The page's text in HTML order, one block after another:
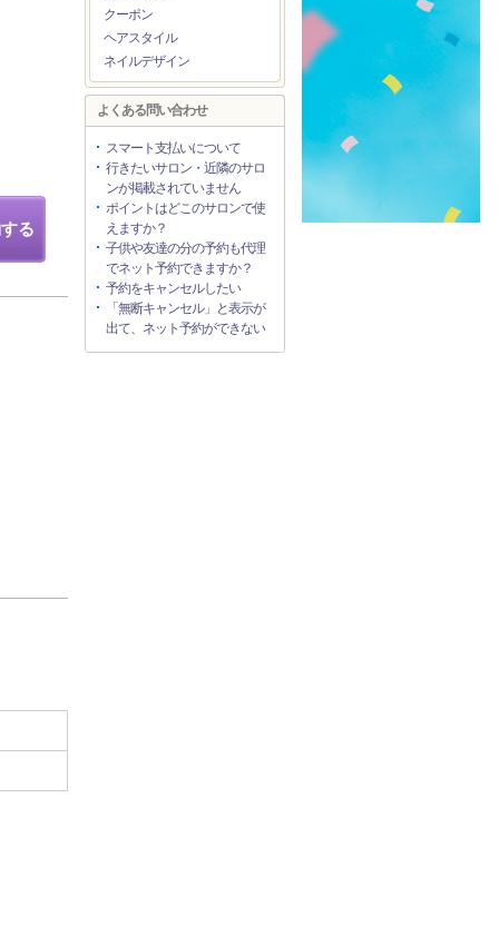
る
クーポン
ヘアスタイル
ネイルデザイン
よくある問い合わせ
スマート支払いについて
行きたいサロン・近隣のサロ
ンが掲載されていません
ポイントはどこのサロンで使
えますか？
子供や友達の分の予約も代理
でネット予約できますか？
予約をキャンセルしたい
「無断キャンセル」と表示が
出て、ネット予約ができない